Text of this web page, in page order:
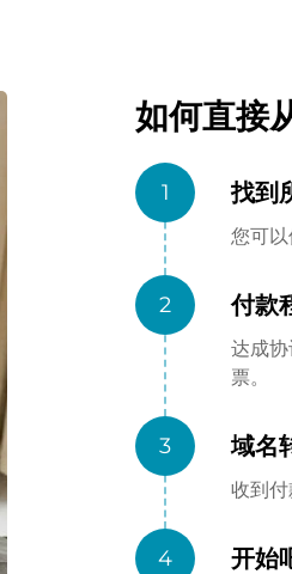
如何直接
1 找到
您可
2 付款
达成
票。
3 域名
收到
4 开始